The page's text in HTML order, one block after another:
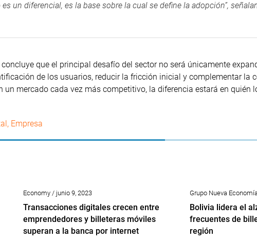
un diferencial, es la base sobre la cual se define la adopción”,
que el principal desafío del sector no será únicamente
de los usuarios, reducir la fricción inicial y complementar la
un mercado cada vez más competitivo, la diferencia estará en quién
, Empresa
Economy / junio 9, 2023
Transacciones digitales crecen entre
emprendedores y billeteras móviles
superan a la banca por internet
Grupo Nueva
Bolivia lidera el
frecuentes de
región